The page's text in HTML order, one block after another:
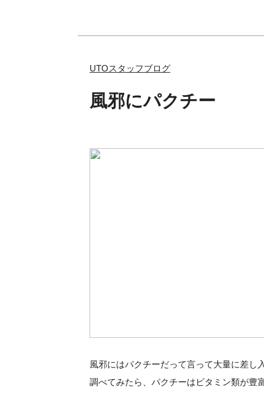
UTOスタッフブログ
風邪にパクチー
風邪にはパクチーだって言って大量に差し
調べてみたら、パクチーはビタミン類が豊